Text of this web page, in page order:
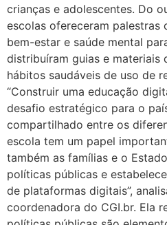
crianças e adolescentes. Do
escolas ofereceram palestras
bem-estar e saúde mental
distribuíram guias e materiais
hábitos saudáveis de uso de
“Construir uma educação
desafio estratégico para o
compartilhado entre os
escola tem um papel
também as famílias e o
políticas públicas e
de plataformas digitais”,
coordenadora do CGI.br. Ela